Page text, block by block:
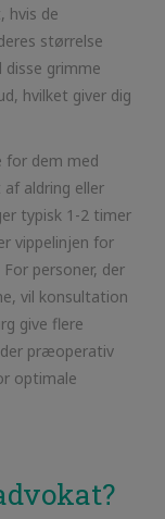
hvis de
størrelse
disse grimme
hvilket giver dig
for dem med
aldring eller
typisk 1-2 timer
vippelinjen for
personer, der
vil konsultation
give flere
præoperativ
optimale